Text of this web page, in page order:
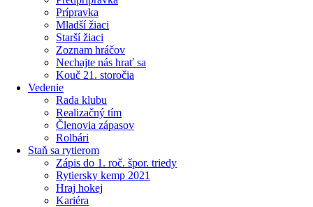
Prípravka
Mladší žiaci
Starší žiaci
Zoznam hráčov
Nechajte nás hrať sa
Kouč 21. storočia
Vedenie
Rada klubu
Realizačný tím
Členovia zápasov
Rolbári
Staň sa rytierom
Zápis do 1. roč. špor. triedy
Rytiersky kemp 2021
Hraj hokej
Kariéra